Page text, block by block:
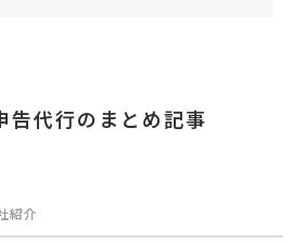
告代行のまとめ記事
紹介